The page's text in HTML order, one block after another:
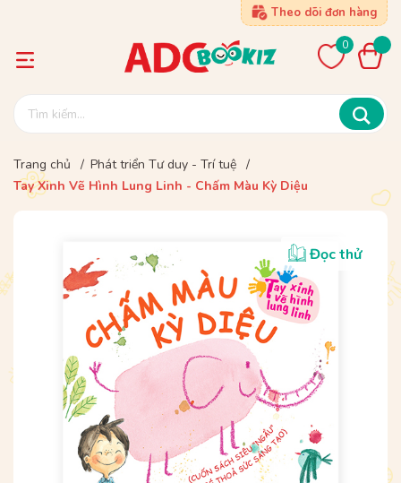
Theo dõi đơn hàng
0
Trang chủ / Phát triển Tư duy - Trí tuệ /
Tay Xinh Vẽ Hình Lung Linh - Chấm Màu Kỳ Diệu
Đọc thử